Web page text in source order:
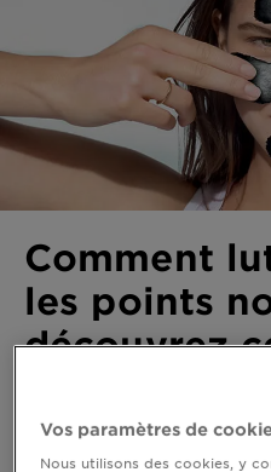
COLORATION
SOLAIRE
SERVICES
&
DIAGNOSTICS
NOS
Explorer
Comment
les points
découvrez
étapes
leur
Vos paramètres de
Nous utilisons des cookies, y